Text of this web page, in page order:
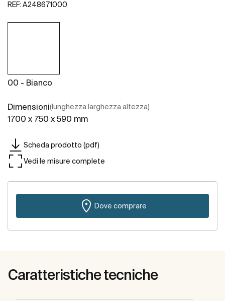
REF: A248671000
00 - Bianco
Dimensioni(lunghezza larghezza altezza)
1700 x 750 x 590 mm
Scheda prodotto (pdf)
Vedi le misure complete
Dove comprare
Caratteristiche tecniche